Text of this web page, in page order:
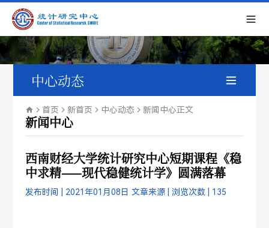
中心动态
新闻中心
学术会议
新闻中心
首页 新首页 中心动态 新闻中心正文
西南财经大学统计研究中心短期课程《稳
中求精——现代稳健统计学》圆满落幕
发布时间 | 2021年01月08日 文章来源 |浏览次数 | 135